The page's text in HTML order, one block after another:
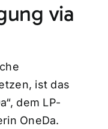
via
ist das
dem LP-
OneDa.